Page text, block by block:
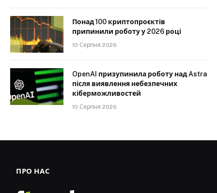
Понад 100 криптопроєктів
припинили роботу у 2026 році
10 Серпня 2026
OpenAI призупинила роботу над Astra
після виявлення небезпечних
кіберможливостей
10 Серпня 2026
ПРО НАС